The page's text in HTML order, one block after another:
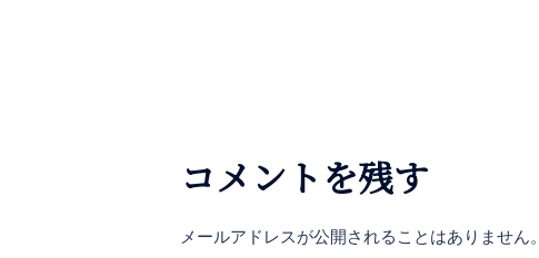
コメントを残す
メールアドレスが公開されることはありません。